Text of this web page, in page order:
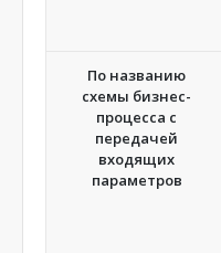
По названию
схемы бизнес-
процесса с
передачей
входящих
параметров